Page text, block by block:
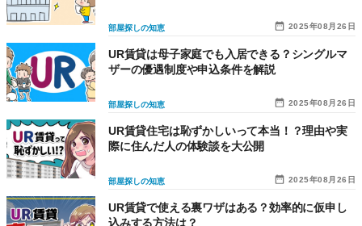
2025年08月26日
部屋探しの知恵
2025年08月26日
部屋探しの知恵
UR賃貸は母子家庭でも入居できる？シングルマ
ザーの優遇制度や申込条件を解説
2025年08月26日
部屋探しの知恵
UR賃貸住宅は恥ずかしいって本当！？理由や実
際に住んだ人の体験談を大公開
UR賃貸で使える裏ワザはある？効率的に仮申し
込みする方法は？